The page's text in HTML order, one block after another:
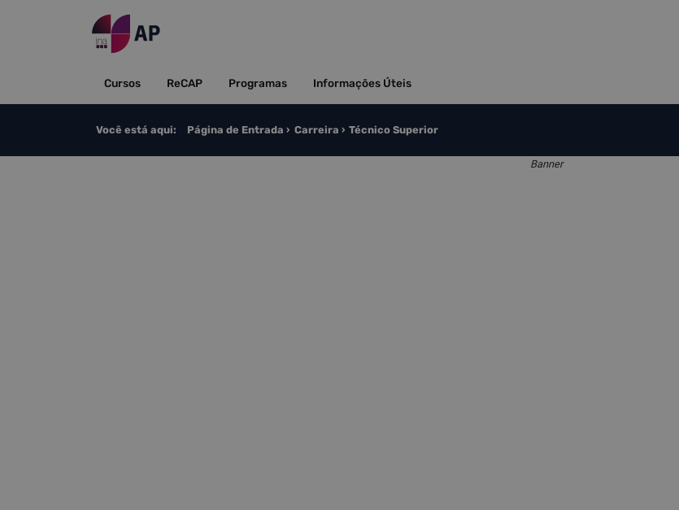
Cursos ReCAP Programas Informações Úteis
Você está aqui: Página de Entrada Carreira Técnico Superior
Banner